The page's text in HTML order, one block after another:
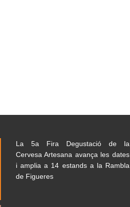
La 5a Fira Degustació de la
Cervesa Artesana avança les dates
i amplia a 14 estands a la Rambla
de Figueres